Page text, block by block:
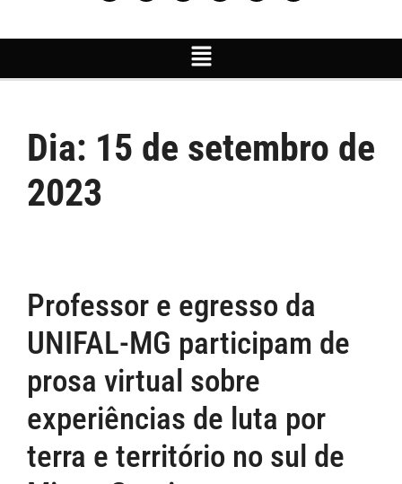
Dia: 15 de setembro de
2023
Professor e egresso da
UNIFAL-MG participam de
prosa virtual sobre
experiências de luta por
terra e território no sul de